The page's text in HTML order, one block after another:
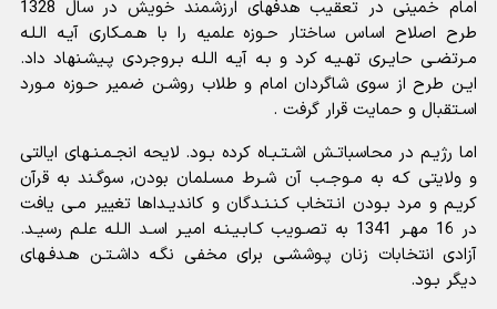
امام خمینى در تعقیب هدفهاى ارزشمند خویش در سال 1328
طرح اصلاح اساس ساختار حـوزه علمیه را با هـمـکارى آیـه الـلـه
مـرتضـى حایـرى تهـیـه کرد و بـه آیـه الـلـه بـروجردى پـیشـنهاد داد.
ایـن طرح از سوى شاگردان امام و طلاب روشـن ضمیر حـوزه مـورد
اسـتقبال و حمایت قرار گرفت .
اما رژیـم در محاسباتـش اشـتـبـاه کرده بـود. لایحه انجـمـنـهاى ایالتى
و ولایتى کـه به مـوجـب آن شـرط مسـلمان بودن, سوگـند به قرآن
کریـم و مرد بـودن انـتخاب کـنـنـدگان و کاندیـداها تغییر مـى یافت
در 16 مهـر 1341 به تصـویب کـابـیـنـه امیـر اسـد الـلـه علـم رسیـد.
آزادى انتخابات زنان پـوششـى براى مخفى نگـه داشـتـن هـدفـهاى
دیگر بـود.